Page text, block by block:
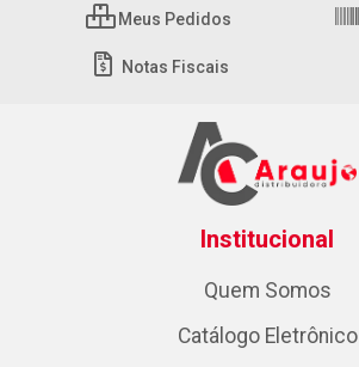
Meus Pedidos
Notas Fiscais
Institucional
Quem Somos
Catálogo Eletrônico